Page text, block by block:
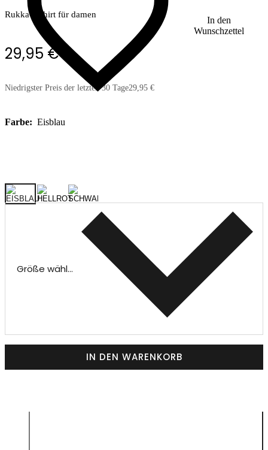
In den
Wunschzettel
Rukka T-shirt für damen
29,95 €
Niedrigster Preis der letzten 30 Tage29,95 €
Farbe: Eisblau
Größe wählen
IN DEN WARENKORB